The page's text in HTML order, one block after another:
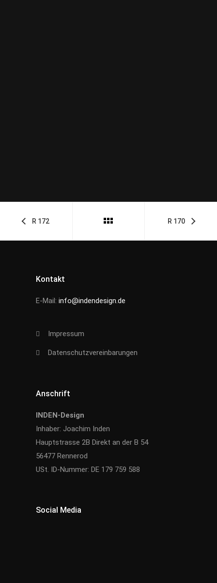
R 172 R 170
Kontakt
E-Mail: info@indendesign.de
Impressum
Datenschutzvereinbarungen
Anschrift
INDEN-Design
Inhaber: Joachim Inden
Hauptstrasse 2B Direkt an der B 54
56477 Rennerod
USt. ID-Nummer: DE 179 759 588
Social Media